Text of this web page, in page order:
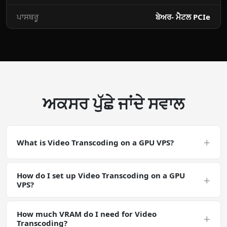
ਪਾਸਥਰੂ ਬੇਅਰ- ਮੈਟਲ PCIe
ਅਕਸਰ ਪੁੱਛੇ ਜਾਂਦੇ ਸਵਾਲ
What is Video Transcoding on a GPU VPS? +
deployment. Video Transcoding is a general GPU-
accelerated workload. Make sure your software has
match the workload requirements for Video
Transcoding.
How do I set up Video Transcoding on a GPU
VPS?
+
run apt install ffmpeg && ffmpeg -hwaccel cuda -i
How much VRAM do I need for Video
Transcoding?
+